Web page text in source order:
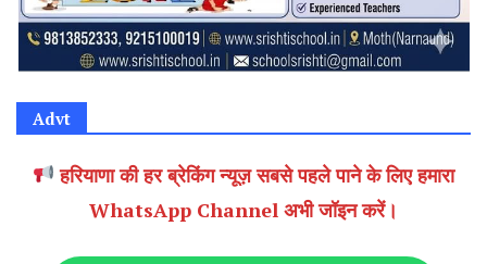
Advt
हरियाणा की हर ब्रेकिंग न्यूज़ सबसे पहले पाने के लिए हमारा
WhatsApp Channel अभी जॉइन करें।